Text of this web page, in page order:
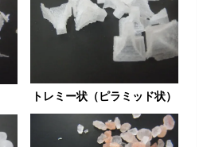
トレミー状（ピラミッド状）